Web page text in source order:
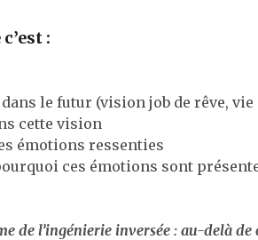
:
le futur (vision job de rêve, vie
cette vision
émotions ressenties
ces émotions sont
de l’ingénierie inversée : au-delà